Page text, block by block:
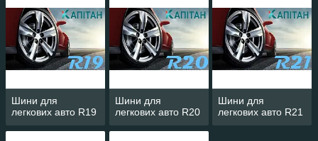
Шини для
легкових авто R19
Шини для
легкових авто R20
Шини для
легкових авто R21